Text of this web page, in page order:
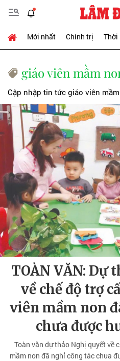
Mới nhất Chính trị Thời
giáo viên mầm
Cập nhập tin tức giáo viên
TOÀN VĂN: Dự
về chế độ trợ
viên mầm non
chưa được
Toàn văn dự thảo Nghị quyết về
mầm non đã nghỉ công tác chưa